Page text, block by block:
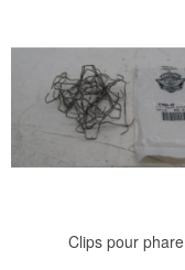
Clips pour phare